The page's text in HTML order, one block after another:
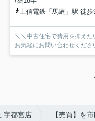
上信電鉄「馬庭」駅 徒
＼＼中古住宅で費用を抑えた
お気軽にお問い合わせくださ
宇都宮店 【売買】を